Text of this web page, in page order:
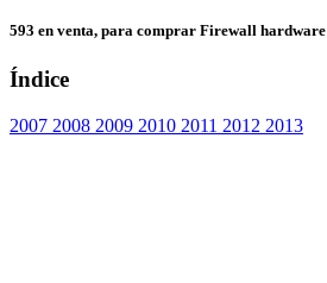
593 en venta, para comprar Firewall hardware
Índice
2007 2008 2009 2010 2011 2012 2013